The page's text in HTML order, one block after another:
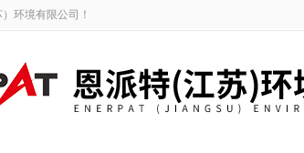
环境有限公司！